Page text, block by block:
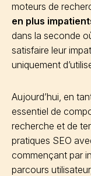
moteurs de
en plus
dans la seconde
satisfaire leur
uniquement
Aujourd’hui, en
essentiel de
recherche et de
pratiques SEO
commençant par
parcours